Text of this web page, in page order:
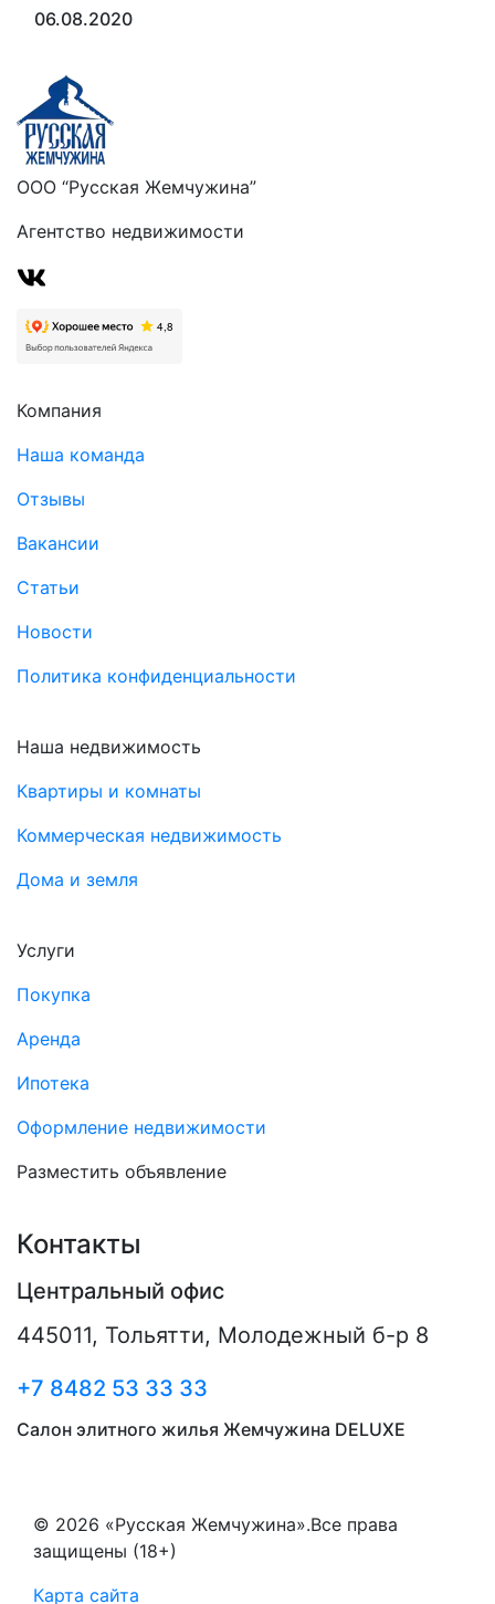
06.08.2020
ООО “Русская Жемчужина”
Агентство недвижимости
Компания
Наша команда
Отзывы
Вакансии
Статьи
Новости
Политика конфиденциальности
Наша недвижимость
Квартиры и комнаты
Коммерческая недвижимость
Дома и земля
Услуги
Покупка
Аренда
Ипотека
Оформление недвижимости
Разместить объявление
Контакты
Центральный офис
445011, Тольятти, Молодежный б-р 8
+7 8482 53 33 33
Салон элитного жилья Жемчужина DELUXE
© 2026 «Русская Жемчужина».Все права
защищены (18+)
Карта сайта